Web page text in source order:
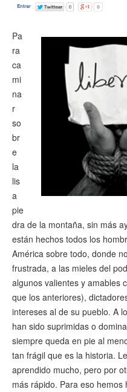
Pa
ra
ca
mi
na
r
so
br
e
la
lis
a
pie
dra de la montaña, sin más
están hechos todos los
América sobre todo, donde
frustrada, a las mieles del
algunos valientes y amables
que los anteriores),
intereses al de su pueblo. A
han sido suprimidas o
siempre queda en pie al
tan frágil que es la historia.
aprendido mucho, pero por
más rápido. Para eso